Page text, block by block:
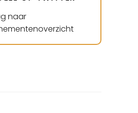
naar